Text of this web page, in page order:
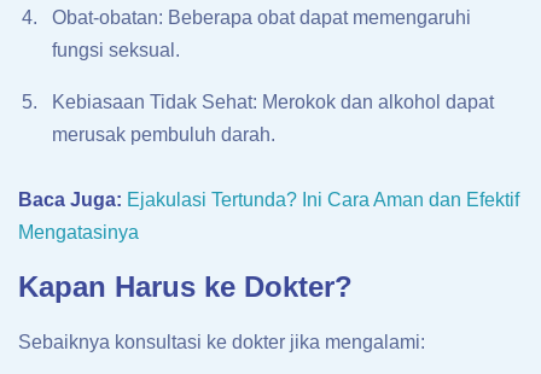
Obat-obatan: Beberapa obat dapat memengaruhi
fungsi seksual.
Kebiasaan Tidak Sehat: Merokok dan alkohol dapat
merusak pembuluh darah.
Baca Juga: Ejakulasi Tertunda? Ini Cara Aman dan Efektif
Mengatasinya
Kapan Harus ke Dokter?
Sebaiknya konsultasi ke dokter jika mengalami: